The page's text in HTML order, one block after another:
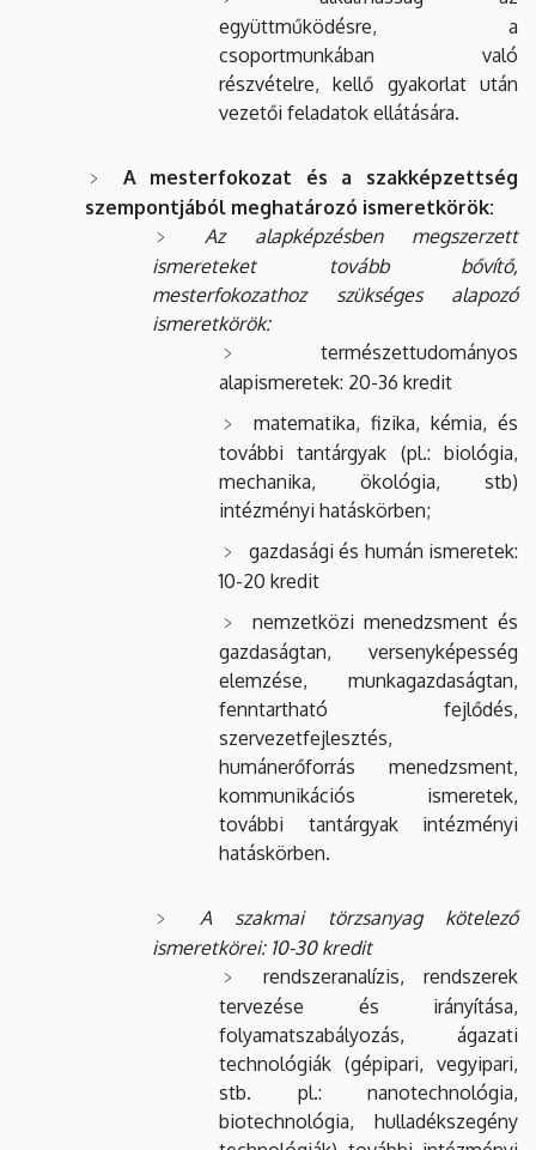
együttműködésre, a
csoportmunkában való
részvételre, kellő gyakorlat után
vezetői feladatok ellátására.
A mesterfokozat és a szakképzettség
szempontjából meghatározó ismeretkörök:
Az alapképzésben megszerzett
ismereteket tovább bővítő,
mesterfokozathoz szükséges alapozó
ismeretkörök:
természettudományos
alapismeretek: 20-36 kredit
matematika, fizika, kémia, és
további tantárgyak (pl.: biológia,
mechanika, ökológia, stb)
intézményi hatáskörben;
gazdasági és humán ismeretek:
10-20 kredit
nemzetközi menedzsment és
gazdaságtan, versenyképesség
elemzése, munkagazdaságtan,
fenntartható fejlődés,
szervezetfejlesztés,
humánerőforrás menedzsment,
kommunikációs ismeretek,
további tantárgyak intézményi
hatáskörben.
A szakmai törzsanyag kötelező
ismeretkörei: 10-30 kredit
rendszeranalízis, rendszerek
tervezése és irányítása,
folyamatszabályozás, ágazati
technológiák (gépipari, vegyipari,
stb. pl.: nanotechnológia,
biotechnológia, hulladékszegény